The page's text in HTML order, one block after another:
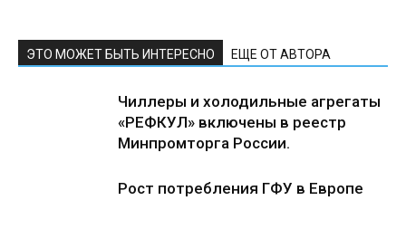
ЭТО МОЖЕТ БЫТЬ ИНТЕРЕСНО ЕЩЕ ОТ АВТОРА
Чиллеры и холодильные агрегаты
«РЕФКУЛ» включены в реестр
Минпромторга России.
Рост потребления ГФУ в Европе